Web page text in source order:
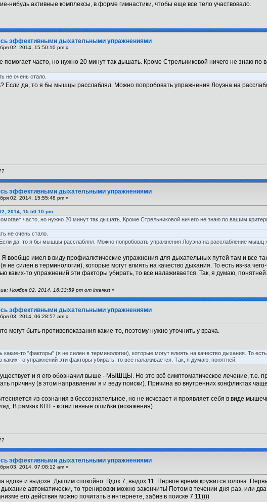
нибудь активные комплексы, в форме гимнастики, чтобы еще все тело участвовало.
эффективными дыхательными упражнениями
02, 2014, 15:50:10 pm »
помогает часто, но нужно 20 минут так дышать. Кроме Стрельниковой ничего не знаю
не очень стало.
Если да, то я бы мышцы расслаблял. Можно попробовать упражнения Лоуэна на
эффективными дыхательными упражнениями
02, 2014, 15:55:48 pm »
2014, 15:50:10 pm
часто, но нужно 20 минут так дышать. Кроме Стрельниковой ничего не знаю по вашим
не очень стало.
да, то я бы мышцы расслаблял. Можно попробовать упражнения Лоуэна на расслабление мышц
Я вообще имел в виду профиалктические упражнения для дыхательных путей там и все
не силен в терминологии), которые могут влиять на качество дыхания. То есть из-за
каких-то упражнений эти факторы убирать, то все налаживается. Так, я думаю, понятней.
Ноября 02, 2014, 16:33:59 pm от interest »
эффективными дыхательными упражнениями
03, 2014, 06:28:57 am »
могут быть противопоказания какие-то, поэтому нужно уточнить у врача.
какие-то "факторы" (я не силен в терминологии), которые могут влиять на качество дыхания. То
то упражнений эти факторы убирать, то все налаживается. Так, я думаю, понятней.
и я его обозначил выше - МЫШЦЫ. Но это всё симптоматическое лечение, т.е.
причину (в этом направлении я и веду поиски). Причина во внутренних конфликтах
из сознания в бессознательное, но не исчезает и проявляет себя в виде
В рамках КПТ - когнитивные ошибки (искажения).
эффективными дыхательными упражнениями
03, 2014, 07:08:12 am »
вдохе и выдохе. Дышим спокойно. Вдох 7, выдох 11. Первое время кружится голова.
автоматически, то тренировки можно закончить! Потом в течении дня раз, или
его действия можно почитать в интернете, забив в поиске 7:11))))